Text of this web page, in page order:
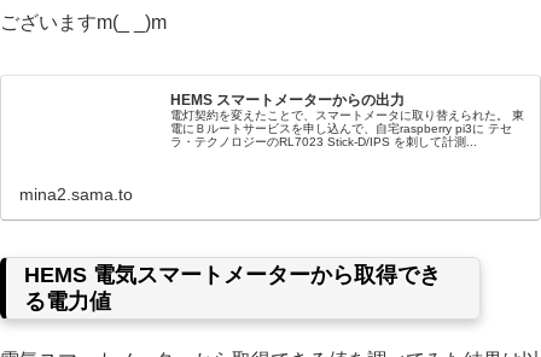
ございますm(_ _)m
HEMS スマートメーターからの出力
電灯契約を変えたことで、スマートメータに取り替えられた。 東
電にＢルートサービスを申し込んで、自宅raspberry pi3に テセ
ラ・テクノロジーのRL7023 Stick-D/IPS を刺して計測...
mina2.sama.to
HEMS 電気スマートメーターから取得でき
る電力値